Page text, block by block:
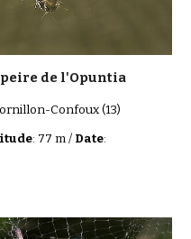
de l'Opuntia
Confoux (13)
: 77 m / Date: